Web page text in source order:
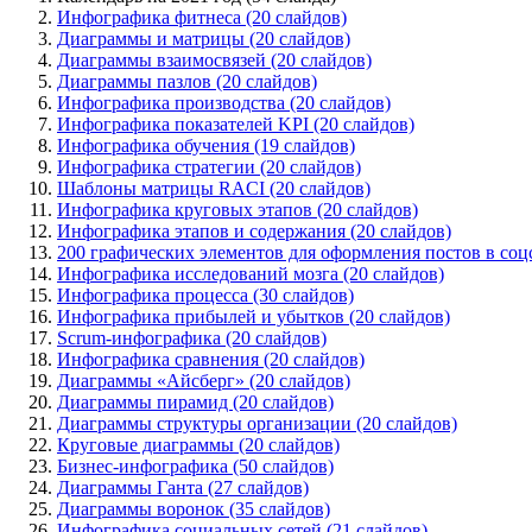
1068
слайдов
векторными
изображениями)
Инфографика фитнеса (20 слайдов)
Диаграммы и матрицы (20 слайдов)
Диаграммы взаимосвязей (20 слайдов)
Диаграммы пазлов (20 слайдов)
Инфографика производства (20 слайдов)
Инфографика показателей KPI (20 слайдов)
Инфографика обучения (19 слайдов)
Инфографика стратегии (20 слайдов)
Шаблоны матрицы RACI (20 слайдов)
Инфографика круговых этапов (20 слайдов)
Инфографика этапов и содержания (20 слайдов)
200 графических элементов для оформления постов в
Инфографика исследований мозга (20 слайдов)
Инфографика процесса (30 слайдов)
Инфографика прибылей и убытков (20 слайдов)
Scrum-инфографика (20 слайдов)
Инфографика сравнения (20 слайдов)
Диаграммы «Айсберг» (20 слайдов)
Диаграммы пирамид (20 слайдов)
Диаграммы структуры организации (20 слайдов)
Круговые диаграммы (20 слайдов)
Бизнес-инфографика (50 слайдов)
Диаграммы Ганта (27 слайдов)
Диаграммы воронок (35 слайдов)